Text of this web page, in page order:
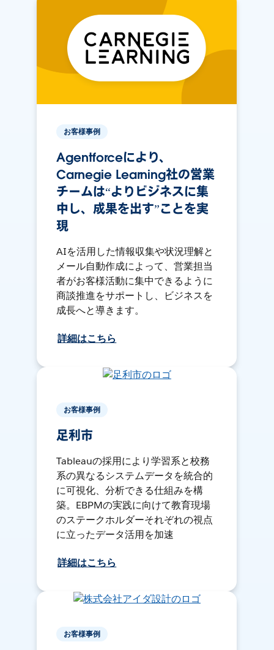
お客様事例
Agentforceにより、
Carnegie Learning社の営業
チームは“よりビジネスに集
中し、成果を出す”ことを実
現
AIを活用した情報収集や状況理解と
メール自動作成によって、営業担当
者がお客様活動に集中できるように
商談推進をサポートし、ビジネスを
成長へと導きます。
詳細はこちら
お客様事例
足利市
Tableauの採用により学習系と校務
系の異なるシステムデータを統合的
に可視化、分析できる仕組みを構
築。EBPMの実践に向けて教育現場
のステークホルダーそれぞれの視点
に立ったデータ活用を加速
詳細はこちら
お客様事例